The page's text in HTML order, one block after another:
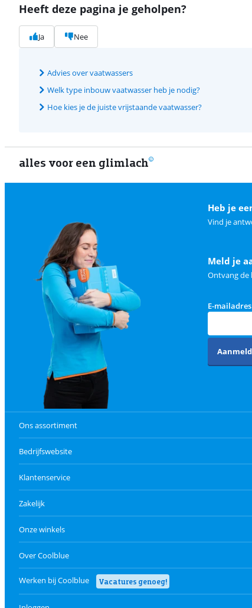
Heeft deze pagina je geholpen?
Ja Nee
Advies over vaatwassers
Welk type inbouw vaatwasser heb je nodig?
Hoe kies je de juiste vrijstaande vaatwasser?
alles voor een glimlach
Heb je
Vind je
Meld je
Ontvang de
E-mailadres
Ons assortiment
Bedrijfswebsite
Klantenservice
Zakelijk
Onze winkels
Over Coolblue
Werken bij Coolblue Vacatures genoeg!